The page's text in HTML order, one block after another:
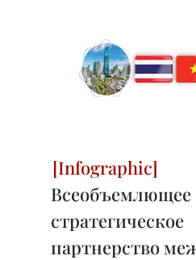
Всеобъемлющее
стратегическое
партнерство